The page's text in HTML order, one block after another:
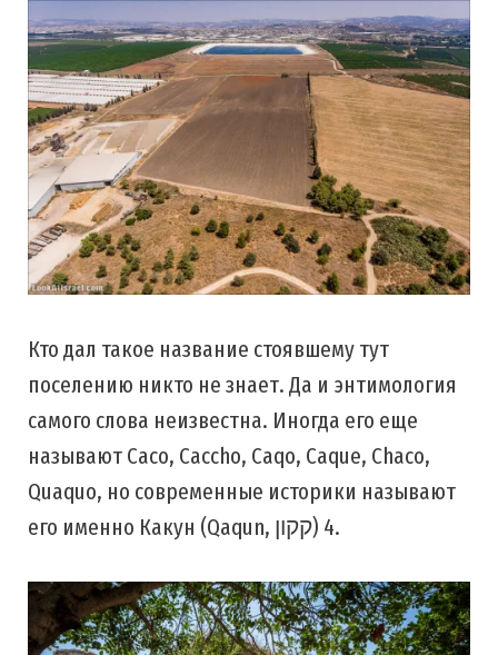
Кто дал такое название стоявшему тут
поселению никто не знает. Да и энтимология
самого слова неизвестна. Иногда его еще
называют Caco, Caccho, Caqo, Caque, Chaco,
Quaquo, но современные историки называют
его именно Какун (Qaqun, קקון) 4.